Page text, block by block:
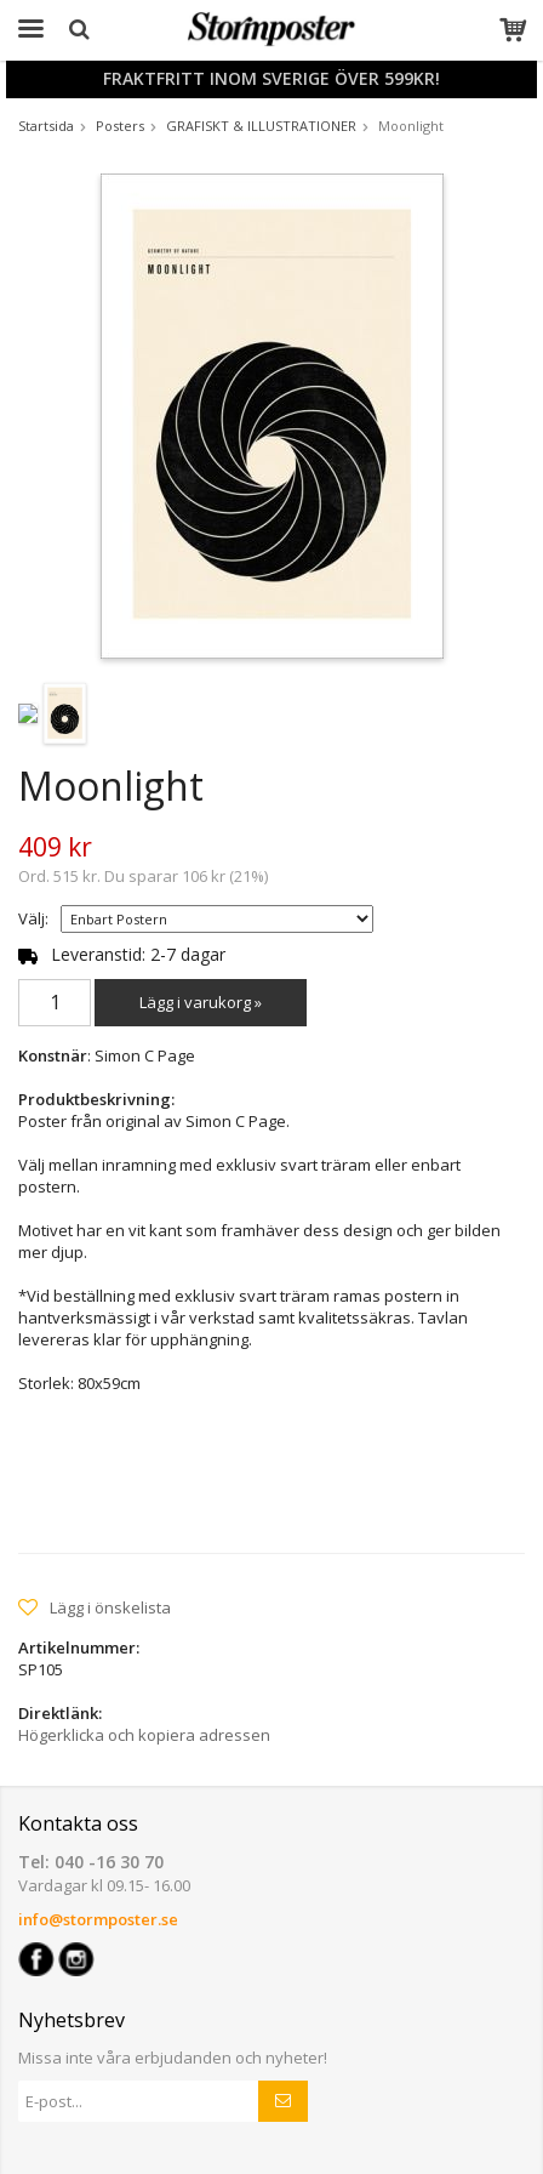
FRAKTFRITT INOM SVERIGE ÖVER 599KR!
Startsida Posters GRAFISKT & ILLUSTRATIONER Moonlight
Moonlight
409 kr
Ord. 515 kr. Du sparar 106 kr (21%)
Välj:
Leveranstid: 2-7 dagar
Lägg i varukorg »
Konstnär: Simon C Page
Produktbeskrivning:
Poster från original av Simon C Page.
Välj mellan inramning med exklusiv svart träram eller enbart
postern.
Motivet har en vit kant som framhäver dess design och ger bilden
mer djup.
*Vid beställning med exklusiv svart träram ramas postern in
hantverksmässigt i vår verkstad samt kvalitetssäkras. Tavlan
levereras klar för upphängning.
Storlek: 80x59cm
Lägg i önskelista
Artikelnummer:
SP105
Direktlänk:
Högerklicka och kopiera adressen
Kontakta oss
Tel: 040 -16 30 70
Vardagar kl 09.15- 16.00
info@stormposter.se
Nyhetsbrev
Missa inte våra erbjudanden och nyheter!